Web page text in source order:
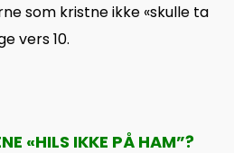
som kristne ikke «skulle ta
vers 10.
«HILS IKKE PÅ HAM”?